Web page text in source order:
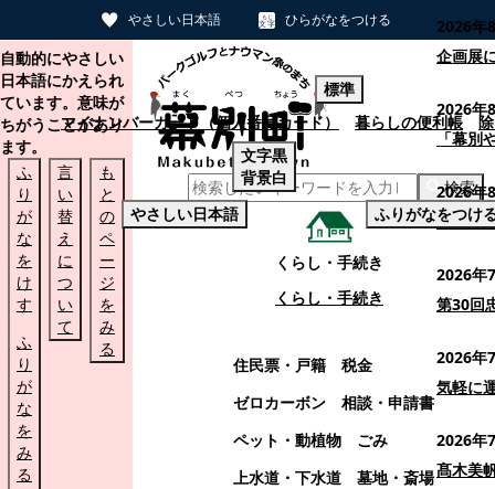
やさしい日本語 ひらがなをつける
本文へスキップする
自動的にやさしい
日本語にかえられ
ています。意味が
ちがうことがあり
ます。
ふ
り
が
な
を
け
す
ふ
り
が
な
を
み
る
言
い
替
え
に
つ
い
て
も
と
の
ペ
ー
ジ
を
み
る
検索
くらし・手続き
くらし・手続き
住民票・戸籍
税金
ゼロカーボン
相談・申請書
ペット・動植物
ごみ
上水道・下水道
墓地・斎場
2026年
企画展
2026年
「幕別
2026年
幕別町
2026年
第30回
2026年
気軽に
2026年
髙木美
マイナンバーカード（個人番号カード） 暮らしの便利帳
標準
文字黒
背景白
やさしい日本語
ふりがなをつけ